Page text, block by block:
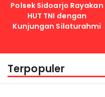
Polsek Sidoarjo Rayakan
HUT TNI dengan
Kunjungan Silaturahmi
Terpopuler